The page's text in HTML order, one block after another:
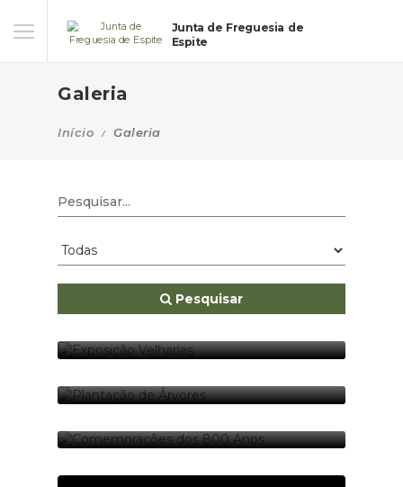
Junta de Freguesia de
Espite
Galeria
Início Galeria
Pesquisar
01-01-2022
01-01-2022